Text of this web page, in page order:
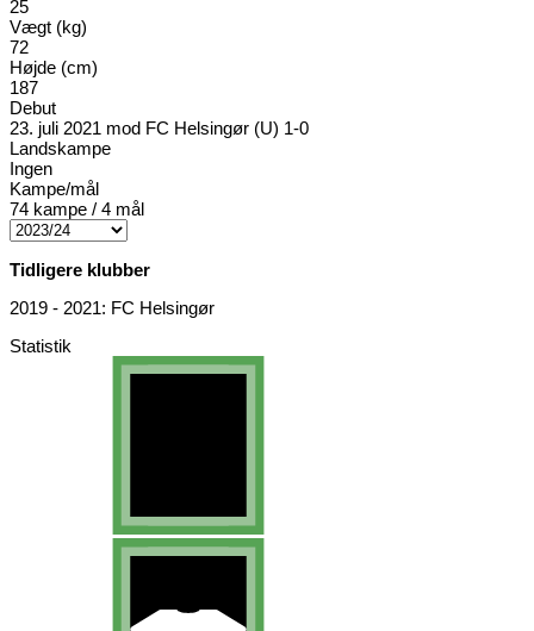
25
Vægt (kg)
72
Højde (cm)
187
Debut
23. juli 2021 mod FC Helsingør (U) 1-0
Landskampe
Ingen
Kampe/mål
74 kampe / 4 mål
Tidligere klubber
2019 - 2021: FC Helsingør
Statistik